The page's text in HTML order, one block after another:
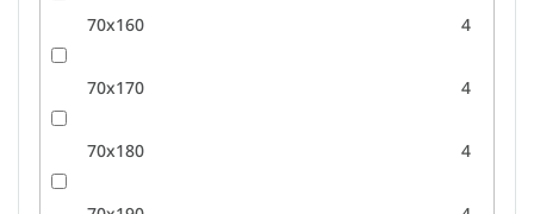
70x160 4
70x170 4
70x180 4